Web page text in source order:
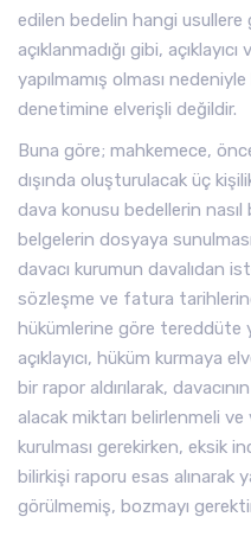
edilen bedelin hangi usullere
açıklanmadığı gibi,
yapılmamış olması
denetimine elverişli değildir.
Buna göre; mahkemece,
dışında oluşturulacak üç
dava konusu bedellerin
belgelerin dosyaya
davacı kurumun davalıdan
sözleşme ve fatura
hükümlerine göre tereddüte
açıklayıcı, hüküm kurmaya
bir rapor aldırılarak,
alacak miktarı belirlenmeli
kurulması gerekirken, eksik
bilirkişi raporu esas alınarak
görülmemiş, bozmayı